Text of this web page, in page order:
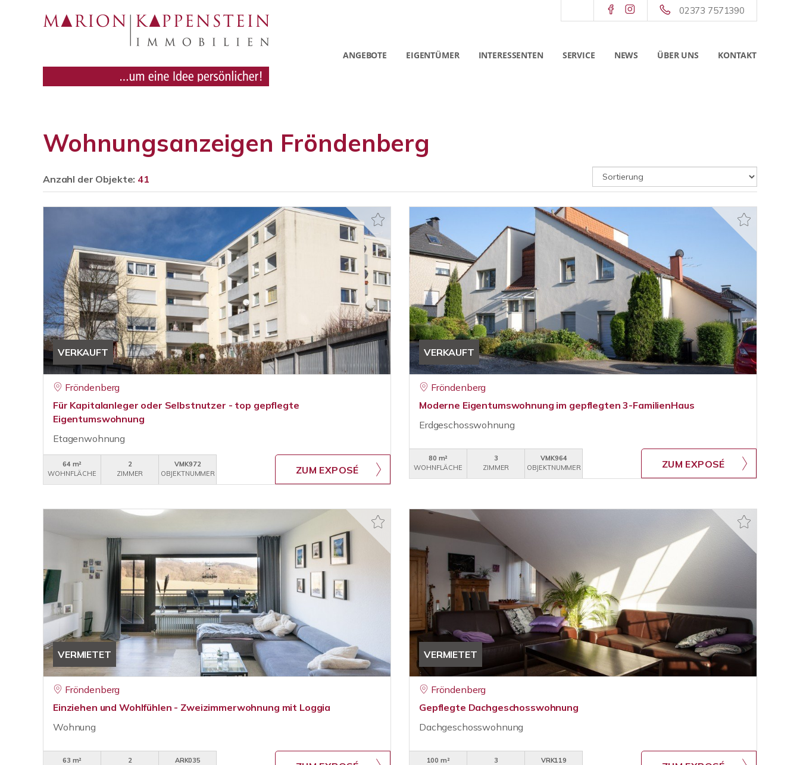
02373 7571390
ANGEBOTE EIGENTÜMER INTERESSENTEN SERVICE NEWS ÜBER UNS KONTAKT
Wohnungsanzeigen Fröndenberg
Anzahl der Objekte: 41
VERKAUFT
Fröndenberg
Für Kapitalanleger oder Selbstnutzer - top gepflegte
Eigentumswohnung
Etagenwohnung
64 m²
WOHNFLÄCHE
2
ZIMMER
VMK972
OBJEKTNUMMER
ZUM EXPOSÉ
VERKAUFT
Fröndenberg
Moderne Eigentumswohnung im gepflegten 3-FamilienHaus
Erdgeschosswohnung
80 m²
WOHNFLÄCHE
3
ZIMMER
VMK964
OBJEKTNUMMER
ZUM EXPOSÉ
VERMIETET
Fröndenberg
Einziehen und Wohlfühlen - Zweizimmerwohnung mit Loggia
Wohnung
63 m²
2
ARK035
VERMIETET
Fröndenberg
Gepflegte Dachgeschosswohnung
Dachgeschosswohnung
100 m²
3
VRK119